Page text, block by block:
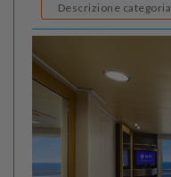
Descrizione categoria